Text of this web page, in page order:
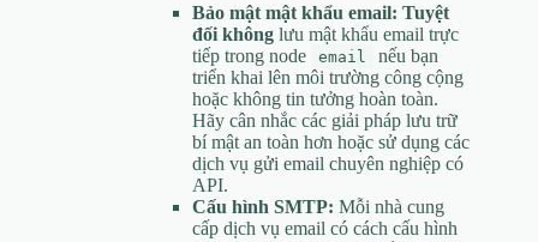
Bảo mật mật khẩu email: Tuyệt
đối không lưu mật khẩu email trực
tiếp trong node
email
nếu bạn
triển khai lên môi trường công cộng
hoặc không tin tưởng hoàn toàn.
Hãy cân nhắc các giải pháp lưu trữ
bí mật an toàn hơn hoặc sử dụng các
dịch vụ gửi email chuyên nghiệp có
API.
Cấu hình SMTP: Mỗi nhà cung
cấp dịch vụ email có cách cấu hình